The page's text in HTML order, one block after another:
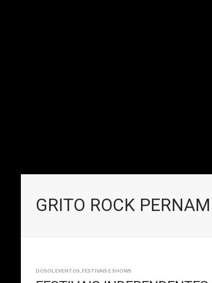
GRITO ROCK
DOSOL EVENTOS FESTIVAIS E SHOWS